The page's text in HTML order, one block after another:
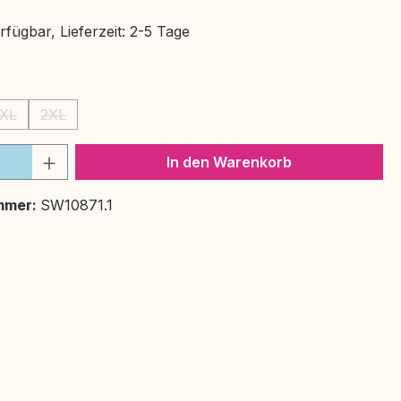
Lieferzeit: 2-5 Tage
XL
(Diese Option ist zurzeit nicht verfügbar.)
2XL
(Diese Option ist zurzeit nicht verfügbar.)
Anzahl: Gib den gewünschten Wert
In den Warenkorb
SW10871.1